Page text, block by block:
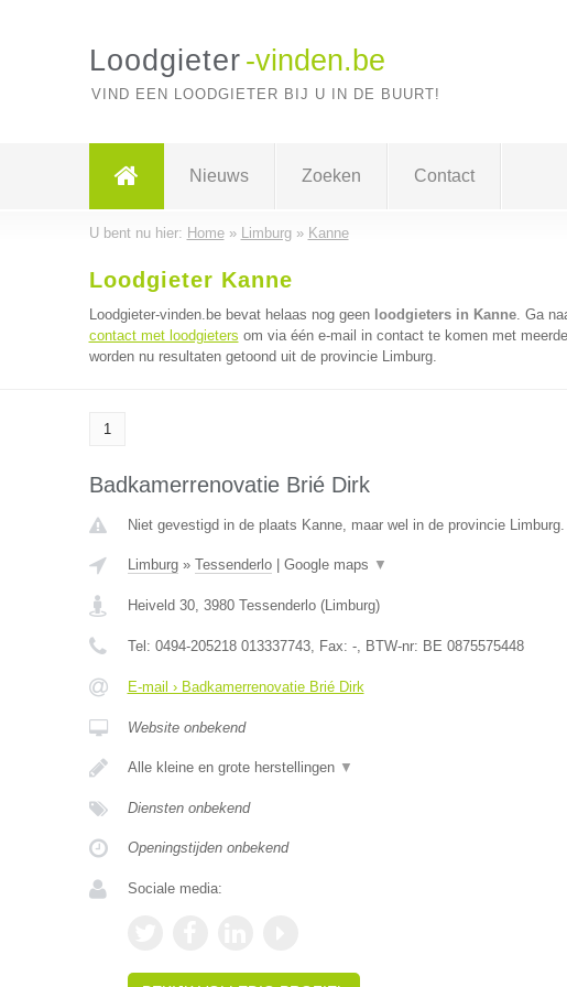
Loodgieter -vinden.be
VIND EEN LOODGIETER BIJ U IN DE BUURT!
Nieuws Zoeken Contact
U bent nu hier: Home» Limburg» Kanne
Loodgieter Kanne
Loodgieter-vinden.be bevat helaas nog geen loodgieters in Kanne. Ga
contact met loodgieters om via één e-mail in contact te komen met
worden nu resultaten getoond uit de provincie Limburg.
1
Badkamerrenovatie Brié Dirk
Niet gevestigd in de plaats Kanne, maar wel in de provincie Limburg.
Limburg» Tessenderlo| Google maps ▼
Heiveld 30, 3980 Tessenderlo(Limburg)
Tel: 0494-205218 013337743, Fax: -, BTW-nr: BE 0875575448
E-mail › Badkamerrenovatie Brié Dirk
Website onbekend
Alle kleine en grote herstellingen ▼
Diensten onbekend
Openingstijden onbekend
Sociale media: